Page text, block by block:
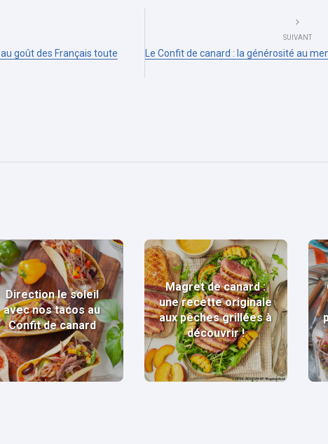
goût des Français toute
SUIVANT
Le Confit de canard : la générosité au
Direction le soleil
avec nos tacos au
Confit de canard
Magret de canard :
une recette originale
aux pêches grillées à
découvrir !